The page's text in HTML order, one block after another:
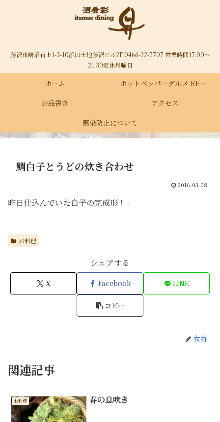
藤沢市鵠沼石上1-3-10添田土地藤沢ビル2F 0466-22-7707 営業時間17:00～
21:30定休月曜日
ホーム
ホットペッパーグルメ RECRUIT
お品書き
アクセス
感染防止について
鯛白子とうどの炊き合わせ
2016.03.08
昨日仕込んでいた白子の完成形！
お料理
シェアする
X Facebook LINE
コピー
女将
関連記事
お料理 春の息吹き